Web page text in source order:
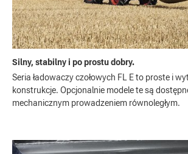
Silny, stabilny i po prostu dobry.
Seria ładowaczy czołowych FL E to proste i
konstrukcje. Opcjonalnie modele te są
mechanicznym prowadzeniem równoległym.